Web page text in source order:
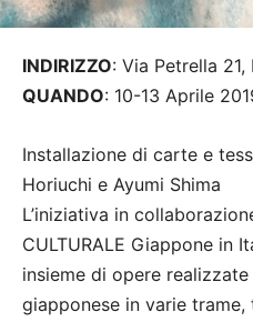
INDIRIZZO: Via Petrella 21,
QUANDO: 10-13 Aprile
Installazione di carte e
Horiuchi e Ayumi Shima
L’iniziativa in
CULTURALE Giappone in
insieme di opere
giapponese in varie